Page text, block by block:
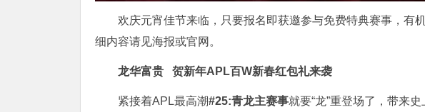
欢庆元宵佳节来临，只要报名即获邀参与免费特典赛事，有
细内容请见海报或官网。
龙华富贵 贺新年APL百W新春红包礼来袭
紧接着APL最高潮#25:青龙主赛事就要“龙”重登场了，带来